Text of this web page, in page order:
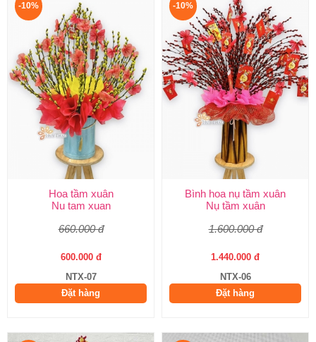
-10%
Hoa tầm xuân
Nu tam xuan
660.000 đ
600.000 đ
NTX-07
Đặt hàng
-10%
Bình hoa nụ tầm xuân
Nụ tầm xuân
1.600.000 đ
1.440.000 đ
NTX-06
Đặt hàng